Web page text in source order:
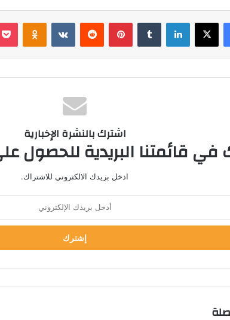
فيسبوك لينكدإن بينتيريست
اشترك بالنشرة الإخبارية
قائمتنا البريدية للحصول
ادخل بريدك الالكتروني للاشتراك.